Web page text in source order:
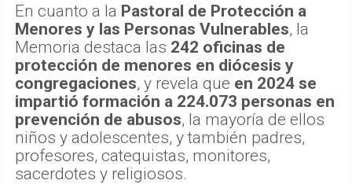
En cuanto a la Pastoral de Protección a
Menores y las Personas Vulnerables, la
Memoria destaca las 242 oficinas de
protección de menores en diócesis y
congregaciones, y revela que en 2024 se
impartió formación a 224.073 personas en
prevención de abusos, la mayoría de ellos
niños y adolescentes, y también padres,
profesores, catequistas, monitores,
sacerdotes y religiosos.